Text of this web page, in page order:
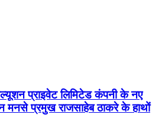
प्राइवेट लिमिटेड कंपनी के नए
मनसे प्रमुख राजसाहेब ठाकरे के हाथों